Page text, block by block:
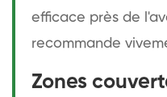
efficace près de
recommande
Zones